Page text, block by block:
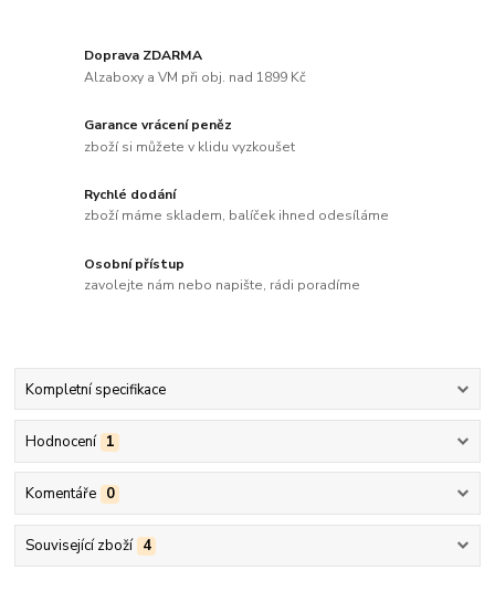
Doprava ZDARMA
Alzaboxy a VM při obj. nad 1899 Kč
Garance vrácení peněz
zboží si můžete v klidu vyzkoušet
Rychlé dodání
zboží máme skladem, balíček ihned odesíláme
Osobní přístup
zavolejte nám nebo napište, rádi poradíme
Kompletní specifikace
Hodnocení 1
Komentáře 0
Související zboží 4